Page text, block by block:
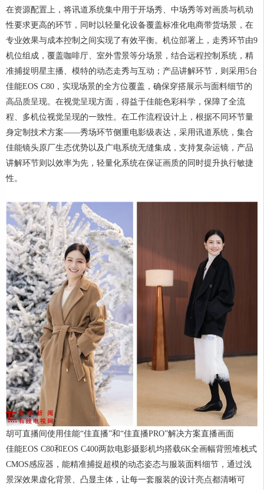
在资源配置上，将讯道系统集中用于开场秀、中场秀等对画质与机动
性要求更高的环节，同时以轻量化设备覆盖标准化电商带货场景，在
专业效果与成本控制之间实现了有效平衡。机位部署上，走秀环节由9
机位组成，覆盖咖啡厅、室外雪景等分场景，结合远程控制系统，精
准捕捉明星主播、模特的动态走秀与互动；产品讲解环节，则采用5台
佳能EOS C80，实现场景的全方位覆盖，确保穿搭展示与面料细节的
高品质呈现。在视觉呈现方面，得益于佳能色彩科学，保障了全流
程、多机位视觉呈现的一致性。在工作流程设计上，根据不同环节量
身定制技术方案——秀场环节侧重电影级表达，采用讯道系统，集合
佳能镜头原厂生态优势以及广电系统无缝集成，支持复杂运镜，产品
讲解环节则以效率为先，轻量化系统在保证画质的同时提升执行敏捷
性。
胡可直播间使用佳能“佳直播”和“佳直播PRO”解决方案直播画面
佳能EOS C80和EOS C400两款电影摄影机均搭载6K全画幅背照堆栈式
CMOS感应器，能精准捕捉超模的动态姿态与服装面料细节，通过浅
景深效果虚化背景、凸显主体，让每一套服装的设计亮点都清晰可